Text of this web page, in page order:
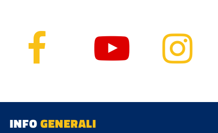
INFOGENERALI